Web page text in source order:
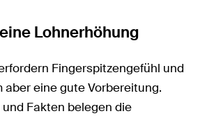
Lohnerhöhung
Fingerspitzengefühl und
aber eine gute Vorbereitung.
Fakten belegen die